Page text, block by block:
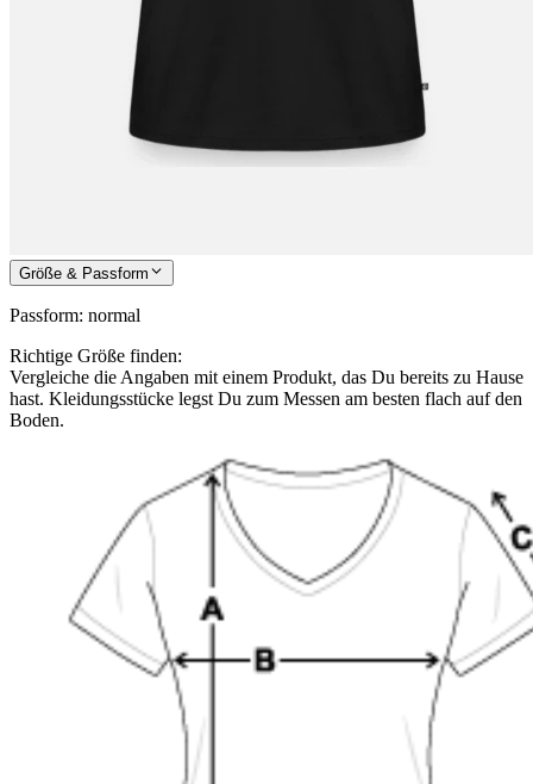
Größe & Passform
Passform: normal
Richtige Größe finden:
Vergleiche die Angaben mit einem Produkt, das Du bereits zu Hause
hast. Kleidungsstücke legst Du zum Messen am besten flach auf den
Boden.